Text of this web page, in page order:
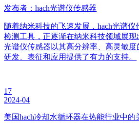
发布者：hach光谱仪传感器
随着纳米科技的飞速发展，hach光谱
检测工具，正逐渐在纳米科技领域展现
光谱仪传感器以其高分辨率、高灵敏
研发、表征和应用提供了有力的支持。
17
2024-04
美国hach冷却水循环器在热能行业中的